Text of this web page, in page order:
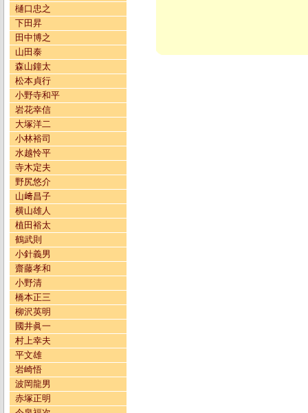
樋口忠之
下田昇
田中博之
山田泰
森山鐘太
松本貞行
小野寺和平
岩花幸信
大塚洋二
小林裕司
水越怜平
寺木定夫
野尻悠介
山﨑昌子
横山雄人
植田裕太
鶴武則
小針義男
齋藤孝和
小野清
橋本正三
柳沢英明
國井眞一
村上幸夫
平文雄
岩崎悟
波岡龍男
赤塚正明